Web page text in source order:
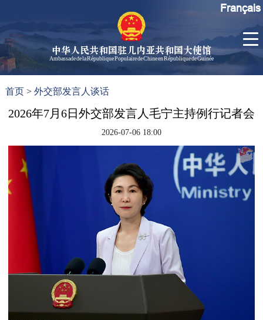
中华人民共和国驻几内亚共和国大使馆
Ambassade de la République Populaire de Chine en République de Guinée
大使信
使欢迎
孙勇大
使简历
任驻几
内亚大
使
使馆信
几
Français
首页 >外交部发言人谈话
2026年7月6日外交部发言人毛宁主持例行记者会
2026-07-06 18:00